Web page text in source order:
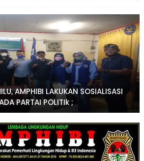
AMPHIBI LAKUKAN SOSIALISASI
PARTAI POLITIk ;